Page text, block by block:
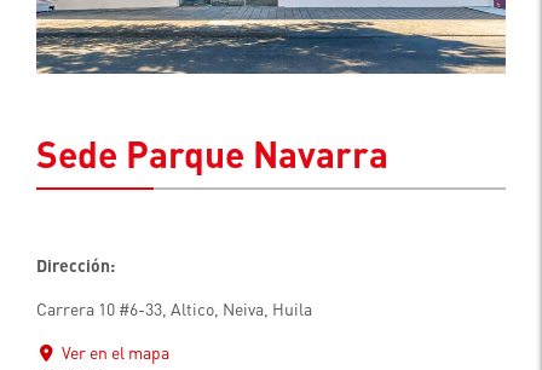
Sede Parque Navarra
Dirección:
Carrera 10 #6-33, Altico, Neiva, Huila
Ver en el mapa